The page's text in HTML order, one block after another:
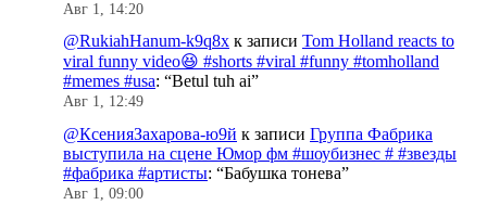
Авг 1, 14:20
@RukiahHanum-k9q8x к записи Tom Holland reacts to
viral funny video😆 #shorts #viral #funny #tomholland
#memes #usa: “Betul tuh ai”
Авг 1, 12:49
@КсенияЗахарова-ю9й к записи Группа Фабрика
выступила на сцене Юмор фм #шоубизнес # #звезды
#фабрика #артисты: “Бабушка тонева”
Авг 1, 09:00